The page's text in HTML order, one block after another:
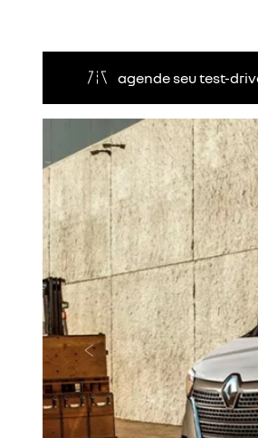
agende seu test-
Anterior